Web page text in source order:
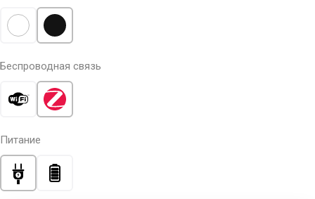
Беспроводная связь
Питание